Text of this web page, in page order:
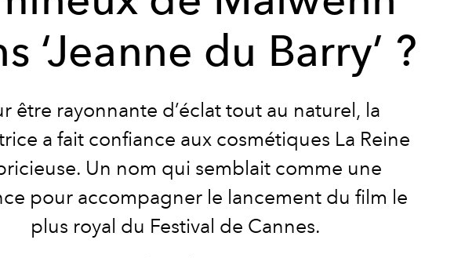
‘Jeanne du Barry’ ?
être rayonnante d’éclat tout au naturel, la
a fait confiance aux cosmétiques La Reine
Un nom qui semblait comme une
pour accompagner le lancement du film le
plus royal du Festival de Cannes.